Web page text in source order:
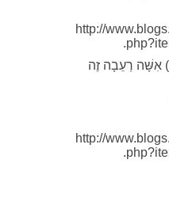
http://
אִשָּׁה רְעֵבָה זֶה
http://